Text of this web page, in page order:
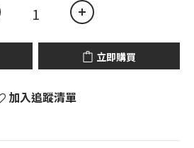
立即購買
加入追蹤清單